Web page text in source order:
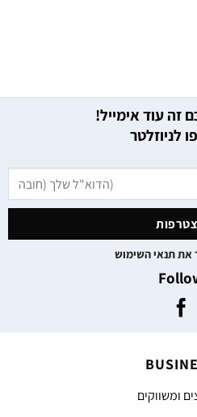
זה עוד אימייל!
לניוזלטר
את תנאי השימוש
ומשווקים